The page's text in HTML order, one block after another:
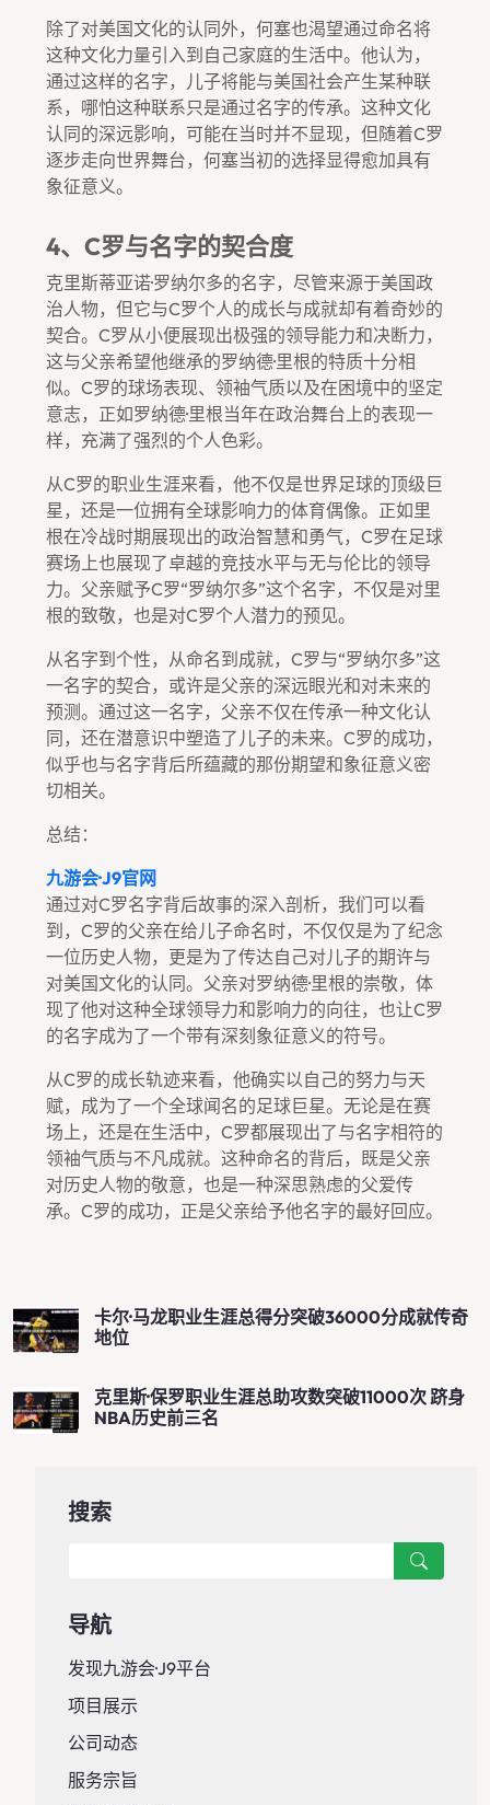
除了对美国文化的认同外，何塞也渴望通过命名将
这种文化力量引入到自己家庭的生活中。他认为，
通过这样的名字，儿子将能与美国社会产生某种联
系，哪怕这种联系只是通过名字的传承。这种文化
认同的深远影响，可能在当时并不显现，但随着C罗
逐步走向世界舞台，何塞当初的选择显得愈加具有
象征意义。
4、C罗与名字的契合度
克里斯蒂亚诺·罗纳尔多的名字，尽管来源于美国政
治人物，但它与C罗个人的成长与成就却有着奇妙的
契合。C罗从小便展现出极强的领导能力和决断力，
这与父亲希望他继承的罗纳德·里根的特质十分相
似。C罗的球场表现、领袖气质以及在困境中的坚定
意志，正如罗纳德·里根当年在政治舞台上的表现一
样，充满了强烈的个人色彩。
从C罗的职业生涯来看，他不仅是世界足球的顶级巨
星，还是一位拥有全球影响力的体育偶像。正如里
根在冷战时期展现出的政治智慧和勇气，C罗在足球
赛场上也展现了卓越的竞技水平与无与伦比的领导
力。父亲赋予C罗“罗纳尔多”这个名字，不仅是对里
根的致敬，也是对C罗个人潜力的预见。
从名字到个性，从命名到成就，C罗与“罗纳尔多”这
一名字的契合，或许是父亲的深远眼光和对未来的
预测。通过这一名字，父亲不仅在传承一种文化认
同，还在潜意识中塑造了儿子的未来。C罗的成功，
似乎也与名字背后所蕴藏的那份期望和象征意义密
切相关。
总结：
九游会·J9官网
通过对C罗名字背后故事的深入剖析，我们可以看
到，C罗的父亲在给儿子命名时，不仅仅是为了纪念
一位历史人物，更是为了传达自己对儿子的期许与
对美国文化的认同。父亲对罗纳德·里根的崇敬，体
现了他对这种全球领导力和影响力的向往，也让C罗
的名字成为了一个带有深刻象征意义的符号。
从C罗的成长轨迹来看，他确实以自己的努力与天
赋，成为了一个全球闻名的足球巨星。无论是在赛
场上，还是在生活中，C罗都展现出了与名字相符的
领袖气质与不凡成就。这种命名的背后，既是父亲
对历史人物的敬意，也是一种深思熟虑的父爱传
承。C罗的成功，正是父亲给予他名字的最好回应。
卡尔·马龙职业生涯总得分突破36000分成就传奇
地位
克里斯·保罗职业生涯总助攻数突破11000次 跻身
NBA历史前三名
搜索
导航
发现九游会·J9平台
项目展示
公司动态
服务宗旨